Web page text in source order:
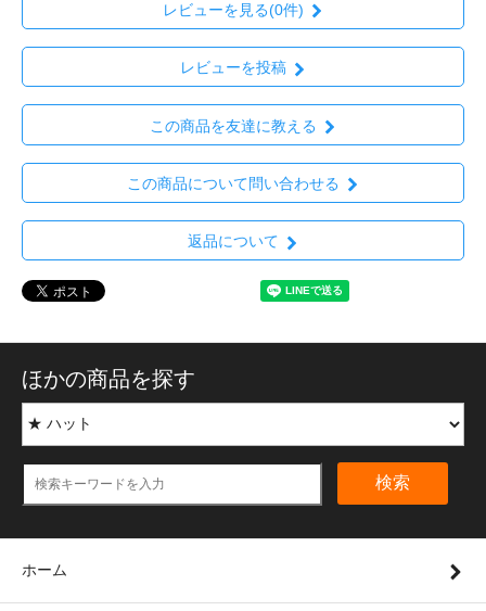
レビューを見る(0件)
レビューを投稿
この商品を友達に教える
この商品について問い合わせる
返品について
ほかの商品を探す
検索
ホーム